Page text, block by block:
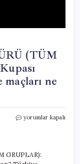
(TÜM
maçları ne
DÜNYA
GRUPLAR):
yorumlar kapalı